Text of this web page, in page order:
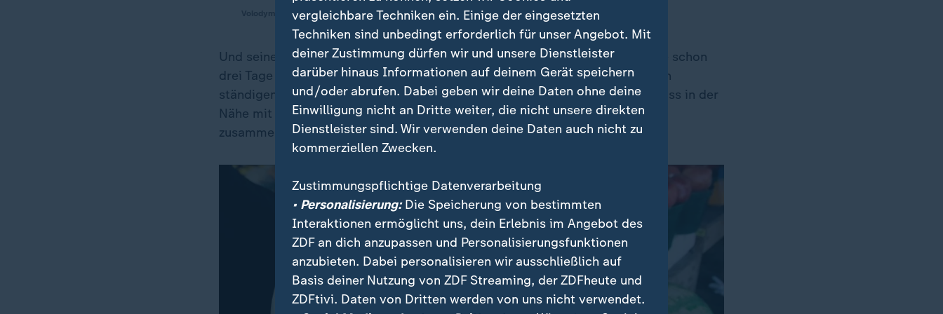
Volodymr aus Myrnograd
Und seine Nachbarin fällt völlig aufgelöst ihrem Sohn in die Arme: "Ich habe schon
drei Tage nicht mehr gegessen, wann komm ich denn endlich weg von diesen
ständigen Explosionen", schluchzt sie, während das nächste Artilleriegeschoss in der
Nähe mit einem lauten Knall detoniert und die tränenüberströmte Frau
zusammenzuckt.
vergleichbare Techniken ein. Einige der eingesetzten
Techniken sind unbedingt erforderlich für unser Angebot. Mit
deiner Zustimmung dürfen wir und unsere Dienstleister
darüber hinaus Informationen auf deinem Gerät speichern
und/oder abrufen. Dabei geben wir deine Daten ohne deine
Einwilligung nicht an Dritte weiter, die nicht unsere direkten
Dienstleister sind. Wir verwenden deine Daten auch nicht zu
kommerziellen Zwecken.
Zustimmungspflichtige Datenverarbeitung
• Personalisierung:Die Speicherung von bestimmten
Interaktionen ermöglicht uns, dein Erlebnis im Angebot des
ZDF an dich anzupassen und Personalisierungsfunktionen
anzubieten. Dabei personalisieren wir ausschließlich auf
Basis deiner Nutzung von ZDF Streaming, der ZDFheute und
ZDFtivi. Daten von Dritten werden von uns nicht verwendet.